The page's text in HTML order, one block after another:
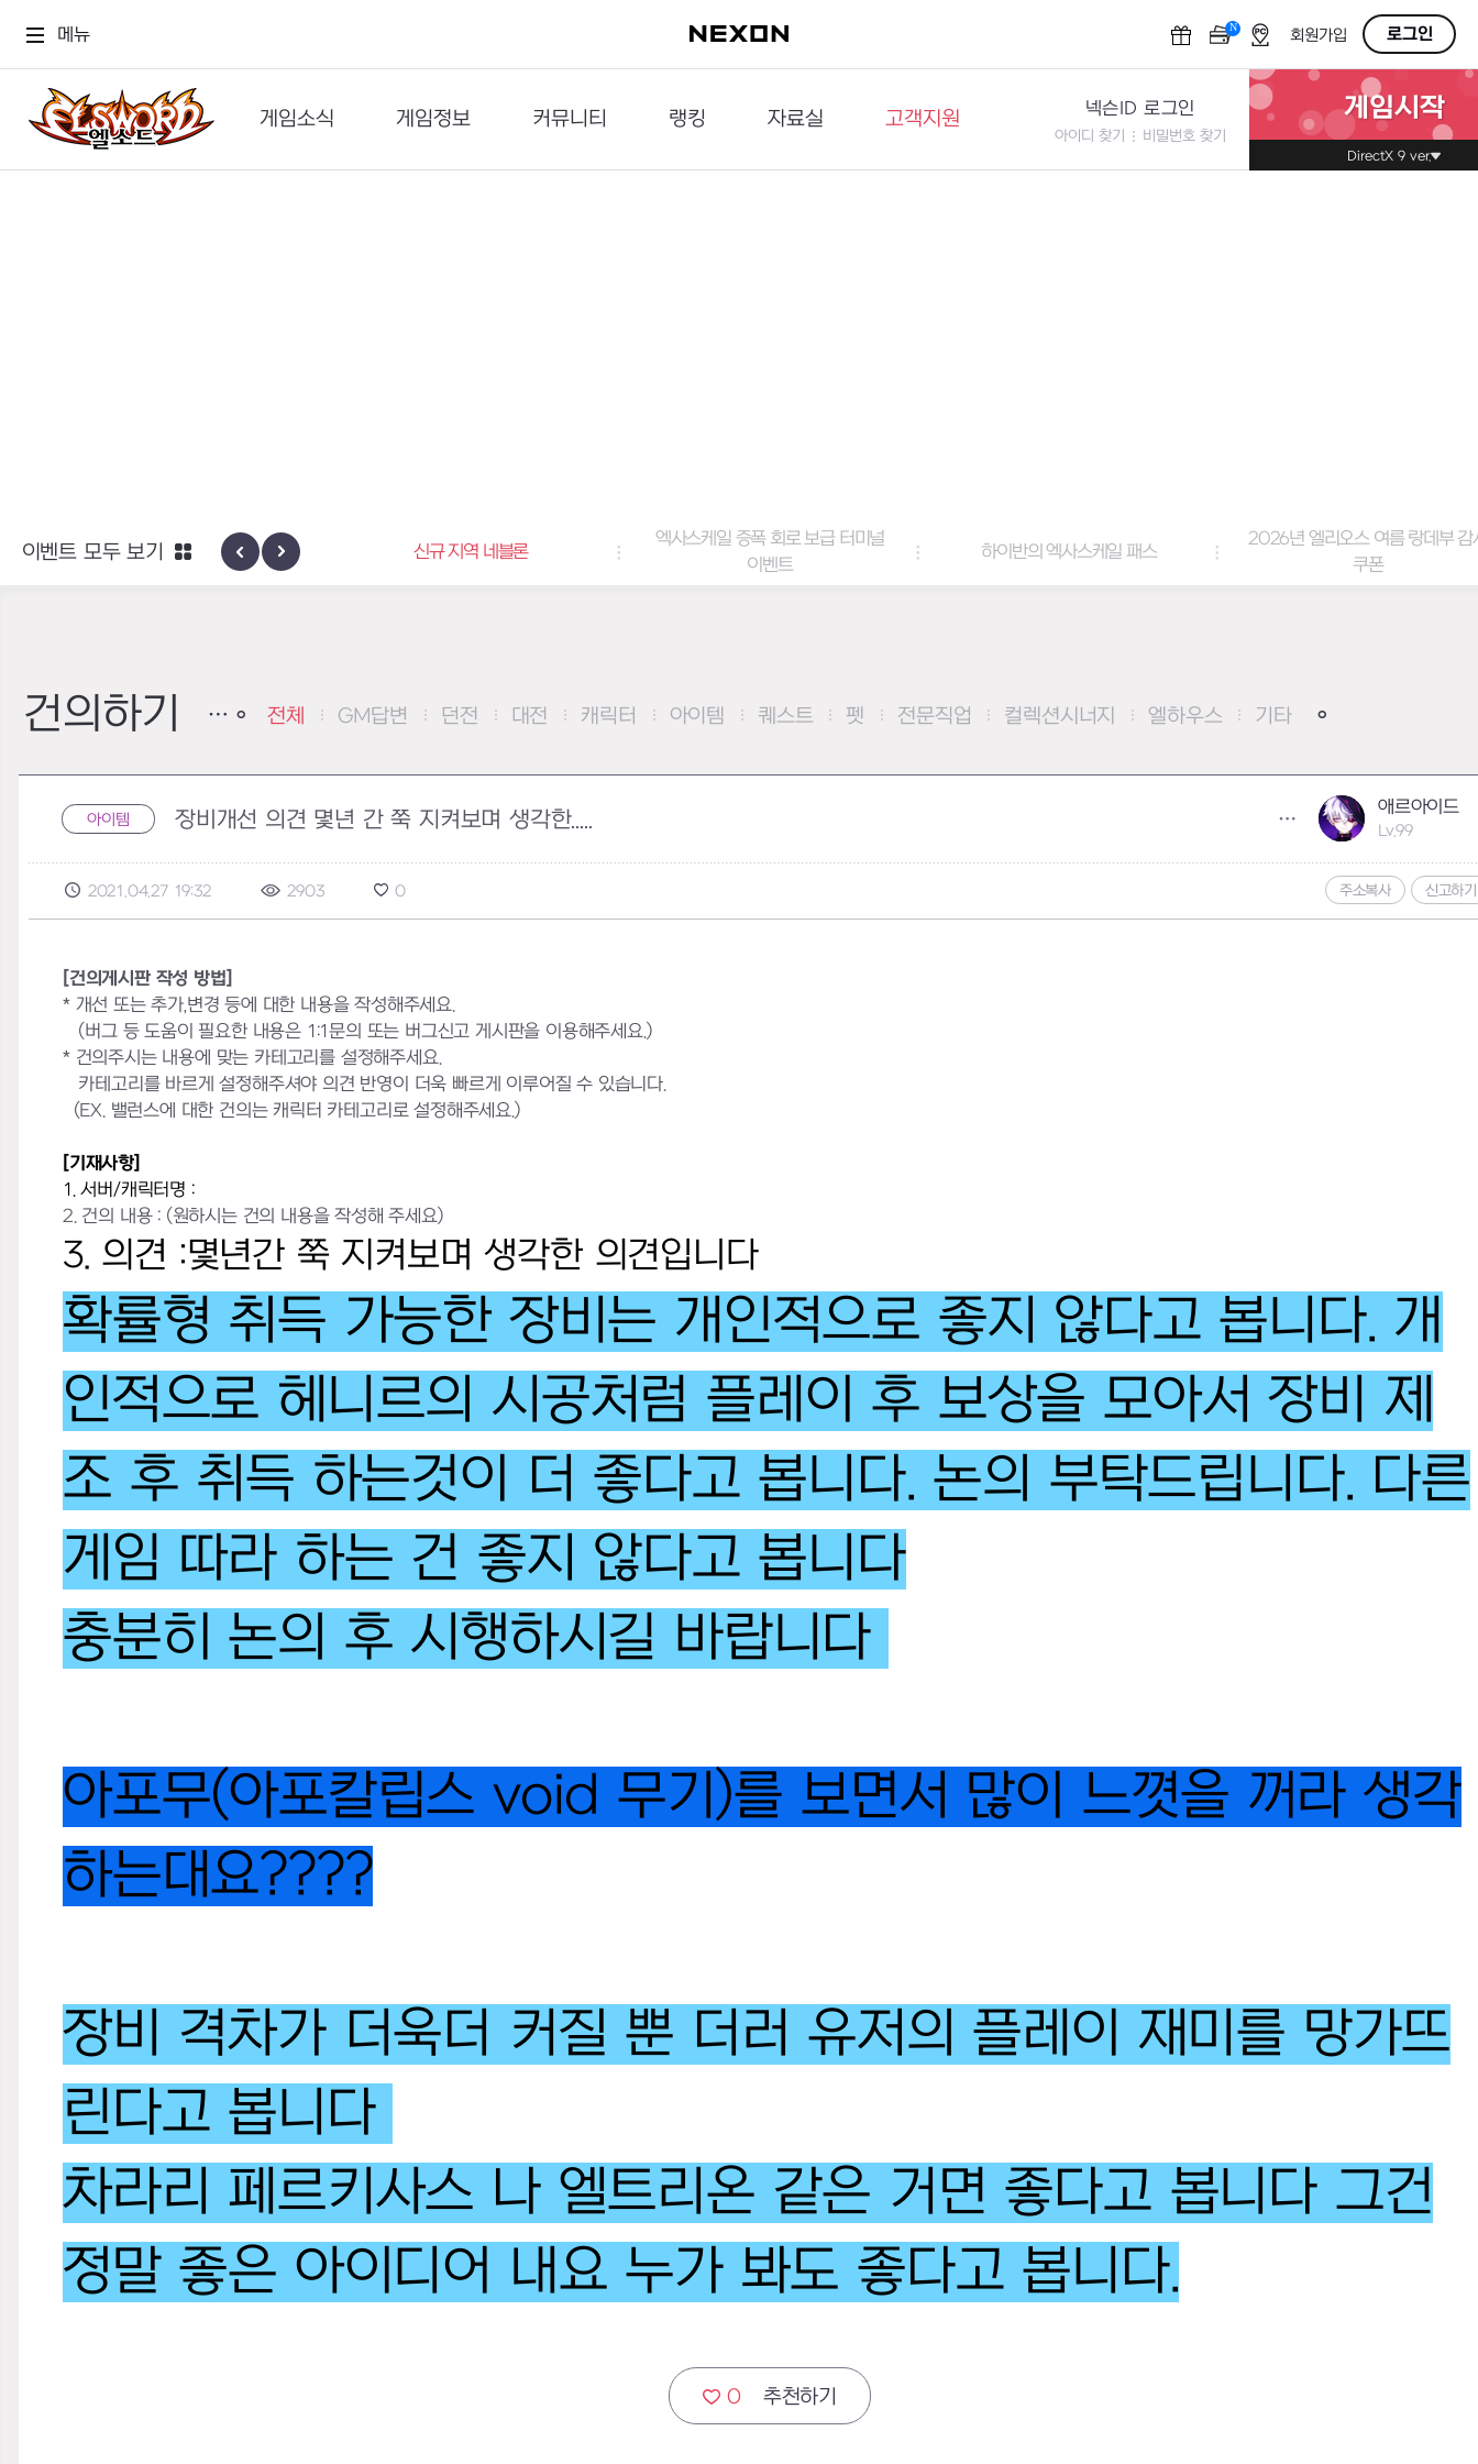
메뉴 N OFF회원가입 로그인
게임소식
공지사항
게임정보
세계관
커뮤니티
이슈게시판
랭킹
던전랭킹
자료실
다운로드
고객지원
문의하기
넥슨ID 로그인
아이디 찾기 비밀번호 찾기
게임시작
DirectX 9 ver.
신규 지역 네블론
이벤트
하이반의 엑사스케일 패스
쿠폰
아바타: 세이렌
이벤트 모두 보기
건의하기 전체 GM답변 던전 대전 캐릭터 아이템 퀘스트 펫 전문직업 컬렉션시너지 엘하우스 기타
아이템 장비개선 의견 몇년 간 쭉 지켜보며 생각한..... 애르아이드
Lv.99
2021.04.27 19:32 2903 0 주소복사 신고하기
[건의게시판 작성 방법]
* 개선 또는 추가,변경 등에 대한 내용을 작성해주세요.
(버그 등 도움이 필요한 내용은 1:1문의 또는 버그신고 게시판을 이용해주세요.)
* 건의주시는 내용에 맞는 카테고리를 설정해주세요.
카테고리를 바르게 설정해주셔야 의견 반영이 더욱 빠르게 이루어질 수 있습니다.
(EX. 밸런스에 대한 건의는 캐릭터 카테고리로 설정해주세요.)
[기재사항]
1. 서버/캐릭터명 :
2. 건의 내용 : (원하시는 건의 내용을 작성해 주세요)
3. 의견 :몇년간 쭉 지켜보며 생각한 의견입니다
확률형 취득 가능한 장비는 개인적으로 좋지 않다고 봅니다. 개
인적으로 헤니르의 시공처럼 플레이 후 보상을 모아서 장비 제
조 후 취득 하는것이 더 좋다고 봅니다. 논의 부탁드립니다. 다른
게임 따라 하는 건 좋지 않다고 봅니다
충분히 논의 후 시행하시길 바랍니다
아포무(아포칼립스 void 무기)를 보면서 많이 느꼇을 꺼라 생각
하는대요????
장비 격차가 더욱더 커질 뿐 더러 유저의 플레이 재미를 망가뜨
린다고 봅니다
차라리 페르키사스 나 엘트리온 같은 거면 좋다고 봅니다 그건
정말 좋은 아이디어 내요 누가 봐도 좋다고 봅니다.
0 추천하기